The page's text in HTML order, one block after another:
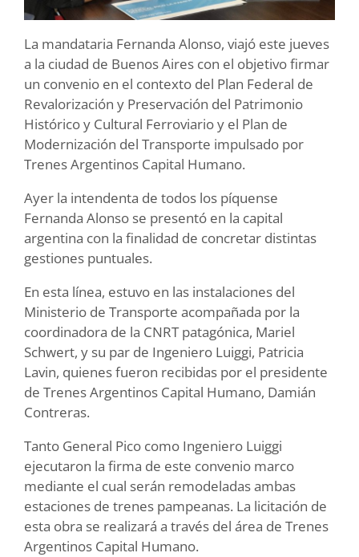
La mandataria Fernanda Alonso, viajó este jueves
a la ciudad de Buenos Aires con el objetivo firmar
un convenio en el contexto del Plan Federal de
Revalorización y Preservación del Patrimonio
Histórico y Cultural Ferroviario y el Plan de
Modernización del Transporte impulsado por
Trenes Argentinos Capital Humano.
Ayer la intendenta de todos los píquense
Fernanda Alonso se presentó en la capital
argentina con la finalidad de concretar distintas
gestiones puntuales.
En esta línea, estuvo en las instalaciones del
Ministerio de Transporte acompañada por la
coordinadora de la CNRT patagónica, Mariel
Schwert, y su par de Ingeniero Luiggi, Patricia
Lavin, quienes fueron recibidas por el presidente
de Trenes Argentinos Capital Humano, Damián
Contreras.
Tanto General Pico como Ingeniero Luiggi
ejecutaron la firma de este convenio marco
mediante el cual serán remodeladas ambas
estaciones de trenes pampeanas. La licitación de
esta obra se realizará a través del área de Trenes
Argentinos Capital Humano.